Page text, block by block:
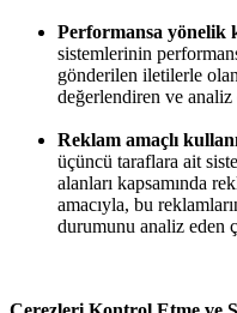
Performansa yönelik
sistemlerinin
gönderilen iletilerle
değerlendiren ve
Reklam amaçlı
üçüncü taraflara ait
alanları kapsamında
amacıyla, bu
durumunu analiz eden